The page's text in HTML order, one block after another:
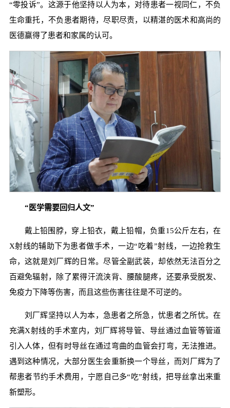
“零投诉”。这源于他坚持以人为本，对待患者一视同仁，不负
生命重托，不负患者期待，尽职尽责，以精湛的医术和高尚的
医德赢得了患者和家属的认可。
“医学需要回归人文”
戴上铅围脖，穿上铅衣，戴上铅帽，负重15公斤左右，在
X射线的辅助下为患者做手术，一边“吃着”射线，一边抢救生
命，这就是刘厂辉的日常。尽管全副武装，却依然无法百分之
百避免辐射，除了累得汗流浃背、腰酸腿疼，还要承受脱发、
免疫力下降等伤害，而且这些伤害往往是不可逆的。
刘厂辉坚持以人为本，急患者之所急，忧患者之所忧。在
充满X射线的手术室内，刘厂辉将导管、导丝通过血管等管道
引入人体，但有时导丝在通过弯曲的血管会打弯，无法推进。
遇到这种情况，大部分医生会重新换一个导丝，而刘厂辉为了
帮患者节约手术费用，宁愿自己多“吃”射线，把导丝拿出来重
新塑形。